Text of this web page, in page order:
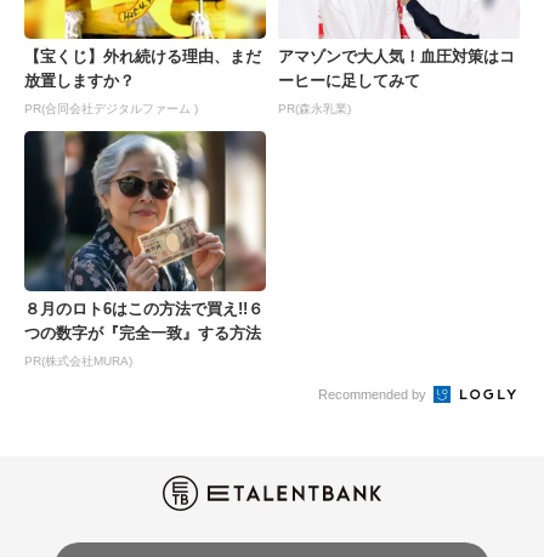
【宝くじ】外れ続ける理由、まだ
放置しますか？
PR(合同会社デジタルファーム )
アマゾンで大人気！血圧対策はコ
ーヒーに足してみて
PR(森永乳業)
８月のロト6はこの方法で買え!!６
つの数字が『完全一致』する方法
PR(株式会社MURA)
Recommended by